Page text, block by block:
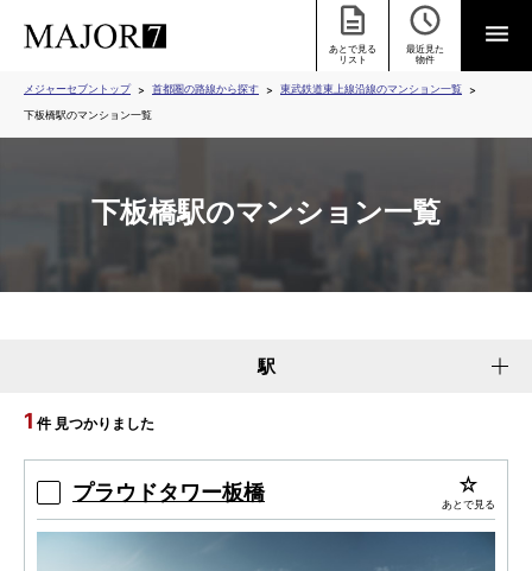
あとで見る
リスト
最近見た
物件
メジャーセブントップ 首都圏の路線から探す
東武鉄道東上線沿線のマンション一覧
下板橋駅のマンション一覧
下板橋駅のマンション一覧
駅
1 件 見つかりました
プラウドタワー板橋 あとで見る